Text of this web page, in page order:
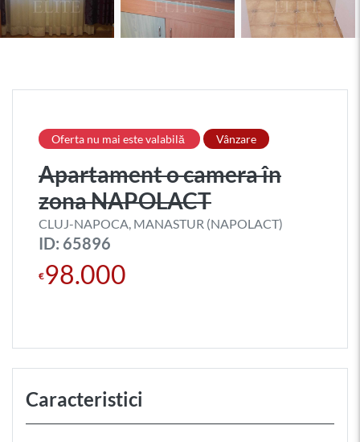
Oferta nu mai este valabilă Vânzare
Apartament o camera în
zona NAPOLACT
CLUJ-NAPOCA, MANASTUR (NAPOLACT)
ID: 65896
€98.000
Caracteristici